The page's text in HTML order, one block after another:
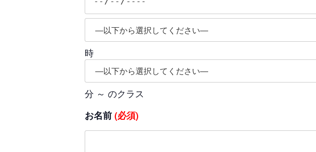
時
分 ～ のクラス
お名前(必須)